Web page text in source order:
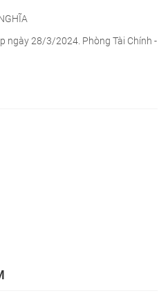
ngày 28/3/2024. Phòng Tài Chính -